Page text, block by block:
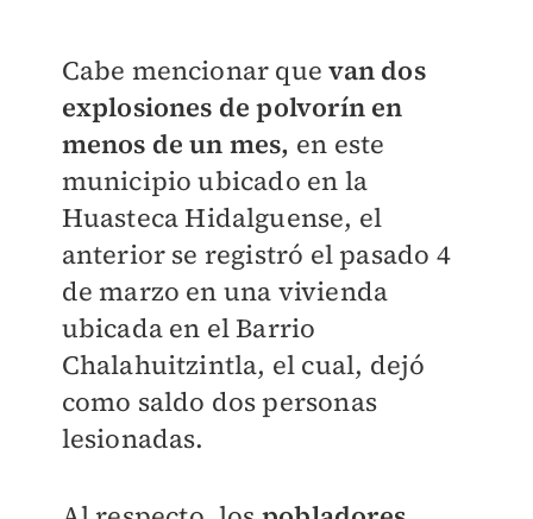
Cabe mencionar quevan dos
explosiones de polvorín en
menos de un mes, en este
municipio ubicado en la
Huasteca Hidalguense, el
anterior se registró el pasado 4
de marzo en una vivienda
ubicada en el Barrio
Chalahuitzintla, el cual, dejó
como saldo dos personas
lesionadas.